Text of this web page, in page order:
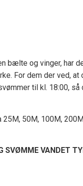
bælte og vinger, har
For dem der ved,
til kl. 18:00,
25M, 50M, 100M,
SVØMME VANDET